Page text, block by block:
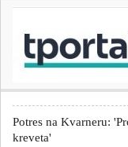
Bivši meksički
nestanak 43 studenata
Potres na Kvarneru: